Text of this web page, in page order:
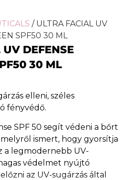
/ ULTRA FACIAL UV
SPF50 30 ML
DEFENSE
30 ML
elleni, széles
fényvédő.
SPF 50 segít védeni a bőrt
ismert, hogy gyorsítja
a legmodernebb UV-
védelmet nyújtó
az UV-sugárzás által